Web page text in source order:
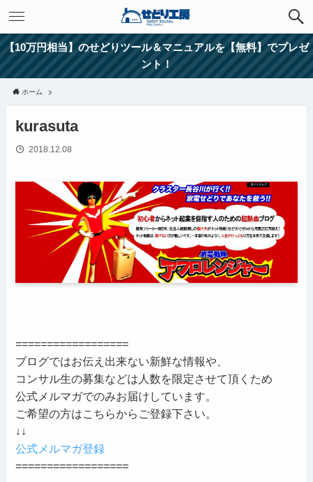
【10万円相当】のせどりツール＆マニュアルを【無料】でプレゼ
ント！
ホーム
kurasuta
2018.12.08
==================
ブログではお伝え出来ない新鮮な情報や、
コンサル生の募集などは人数を限定させて頂くため
公式メルマガでのみお届けしています。
ご希望の方はこちらからご登録下さい。
↓↓
公式メルマガ登録
==================